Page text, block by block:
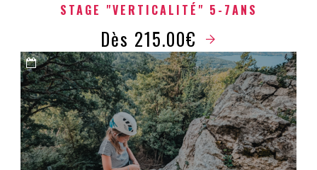
STAGE "VERTICALITÉ" 5-7ANS
Dès 215.00€